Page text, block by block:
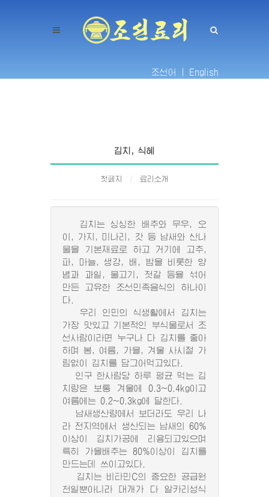
조선어 | English
김치, 식혜
첫페지 료리소개
김치는 싱싱한 배추와 무우, 오
이, 가지, 미나리, 갓 등 남새와 산나
물을 기본재료로 하고 거기에 고추,
파, 마늘, 생강, 배, 밤을 비롯한 양
념과 과일, 물고기, 젓갈 등을 섞어
만든 고유한 조선민족음식의 하나이
다.
우리 인민의 식생활에서 김치는
가장 맛있고 기본적인 부식물로서 조
선사람이라면 누구나 다 김치를 좋아
하며 봄, 여름, 가을, 겨울 사시절 가
림없이 김치를 담그어먹고있다.
인구 한사람당 하루 평균 먹는 김
치량은 보통 겨울에 0.3~0.4kg이고
여름에는 0.2~0.3kg에 달한다.
남새생산량에서 보더라도 우리 나
라 전지역에서 생산되는 남새의 60%
이상이 김치가공에 리용되고있으며
특히 가을배추는 80%이상이 김치를
만드는데 쓰이고있다.
김치는 비타민C의 중요한 공급원
천일뿐아니라 대개가 다 알카리성식